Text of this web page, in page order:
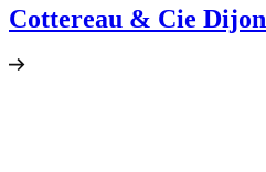
Cottereau & Cie Dijon